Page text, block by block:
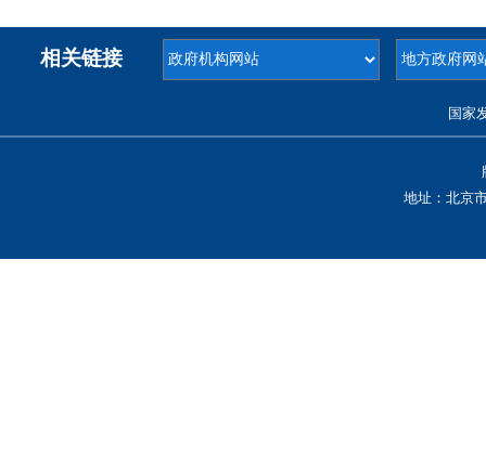
相关链接
国家
地址：北京